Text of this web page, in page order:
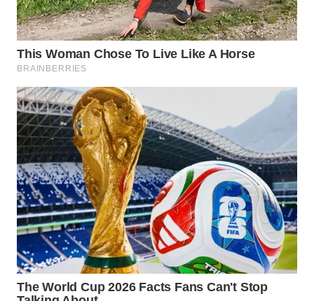
WN
SURABAYA
WN
WN
BINTAN
WN
MANDALIKA
WN
LIKUPANG
WN
LABUANBAJO